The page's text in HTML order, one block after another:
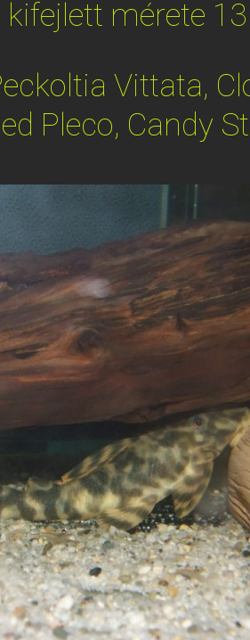
kifejlett mérete
Vittata,
Pleco, Candy